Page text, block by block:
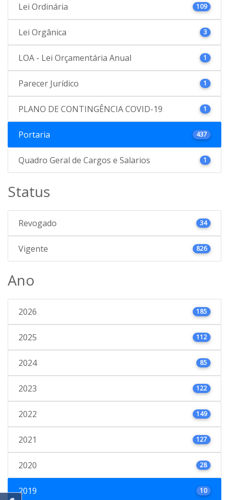
Lei Ordinária 109
Lei Orgânica 3
LOA - Lei Orçamentária Anual 1
Parecer Jurídico 1
PLANO DE CONTINGÊNCIA COVID-19 1
Portaria 437
Quadro Geral de Cargos e Salarios 1
Status
Revogado 34
Vigente 826
Ano
2026 185
2025 112
2024 85
2023 122
2022 149
2021 127
2020 28
2019 10